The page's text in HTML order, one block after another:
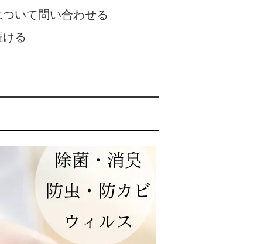
いて問い合わせる
る